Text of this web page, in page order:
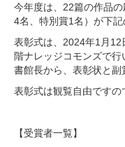
今年度は、22篇の作品
4名、特別賞1名）が下記
表彰式は、2024年1月12
階ナレッジコモンズで
書館長から、表彰状と副
表彰式は観覧自由ですの
【受賞者一覧】